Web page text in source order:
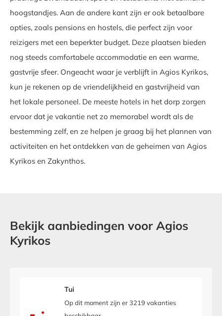
hoogstandjes. Aan de andere kant zijn er ook betaalbare
opties, zoals pensions en hostels, die perfect zijn voor
reizigers met een beperkter budget. Deze plaatsen bieden
nog steeds comfortabele accommodatie en een warme,
gastvrije sfeer. Ongeacht waar je verblijft in Agios Kyrikos,
kun je rekenen op de vriendelijkheid en gastvrijheid van
het lokale personeel. De meeste hotels in het dorp zorgen
ervoor dat je vakantie net zo memorabel wordt als de
bestemming zelf, en ze helpen je graag bij het plannen van
activiteiten en het ontdekken van de geheimen van Agios
Kyrikos en Zakynthos.
Bekijk aanbiedingen voor Agios
Kyrikos
Tui
Op dit moment zijn er 3219 vakanties